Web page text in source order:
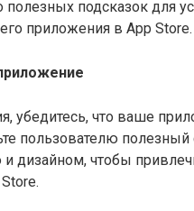
подсказок для
приложения в App Store.
убедитесь, что ваше
пользователю полезный
дизайном, чтобы